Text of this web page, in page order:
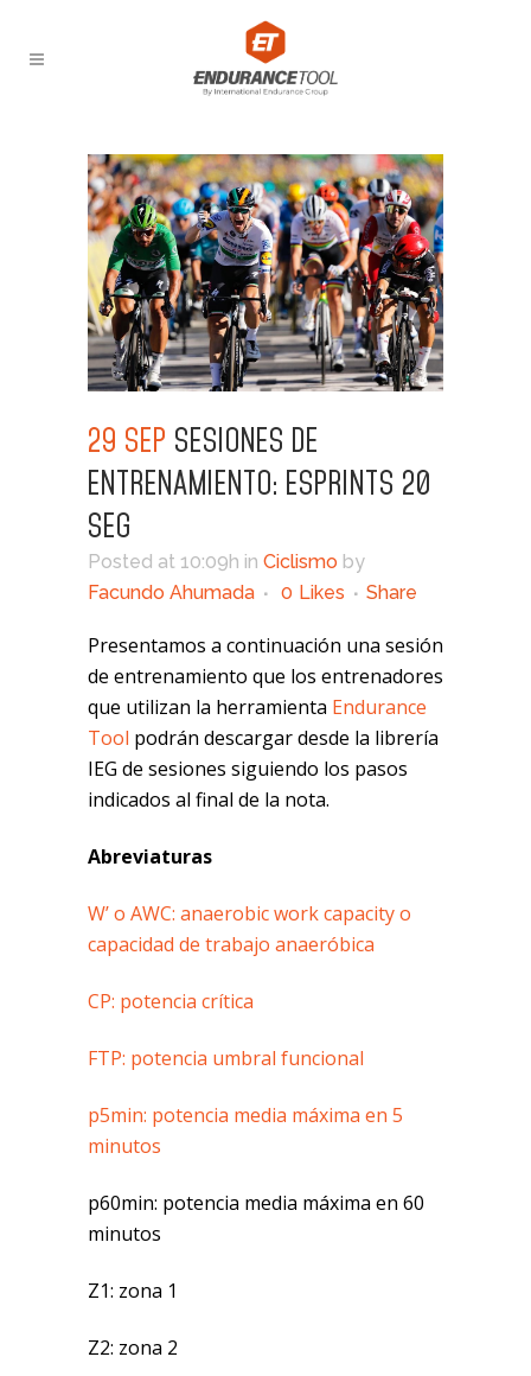
29 SEP SESIONES DE
ENTRENAMIENTO: ESPRINTS 20
SEG
Posted at 10:09h in Ciclismo by
Facundo Ahumada
0 Likes Share
Presentamos a continuación una sesión
de entrenamiento que los entrenadores
que utilizan la herramienta Endurance
Tool podrán descargar desde la librería
IEG de sesiones siguiendo los pasos
indicados al final de la nota.
Abreviaturas
W’ o AWC: anaerobic work capacity o
capacidad de trabajo anaeróbica
CP: potencia crítica
FTP: potencia umbral funcional
p5min: potencia media máxima en 5
minutos
p60min: potencia media máxima en 60
minutos
Z1: zona 1
Z2: zona 2